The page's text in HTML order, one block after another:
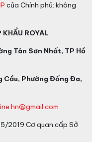
của Chính phủ: không
ROYAL
Tân Sơn Nhất, TP Hồ
Cầu, Phường Đống Đa,
2019 Cơ quan cấp Sở